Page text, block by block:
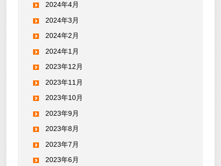
2024年4月
2024年3月
2024年2月
2024年1月
2023年12月
2023年11月
2023年10月
2023年9月
2023年8月
2023年7月
2023年6月